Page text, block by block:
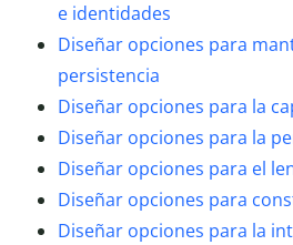
e identidades
Diseñar opciones para
persistencia
Diseñar opciones para la
Diseñar opciones para la
Diseñar opciones para el
Diseñar opciones para
Diseñar opciones para la